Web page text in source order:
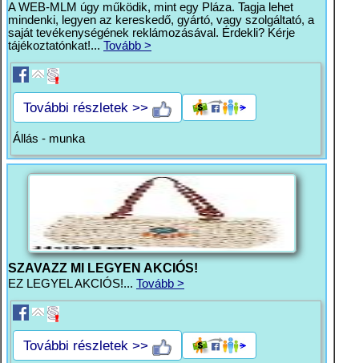
A WEB-MLM úgy működik, mint egy Pláza. Tagja lehet
mindenki, legyen az kereskedő, gyártó, vagy szolgáltató, a
saját tevékenységének reklámozásával. Érdekli? Kérje
tájékoztatónkat!... Tovább >
További részletek >>
Állás - munka
SZAVAZZ MI LEGYEN AKCIÓS!
EZ LEGYEL AKCIÓS!... Tovább >
További részletek >>